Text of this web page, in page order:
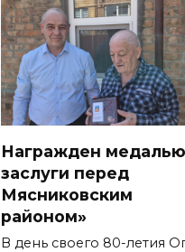
Награжден
заслуги перед
Мясниковским
районом»
В день своего 80-летия